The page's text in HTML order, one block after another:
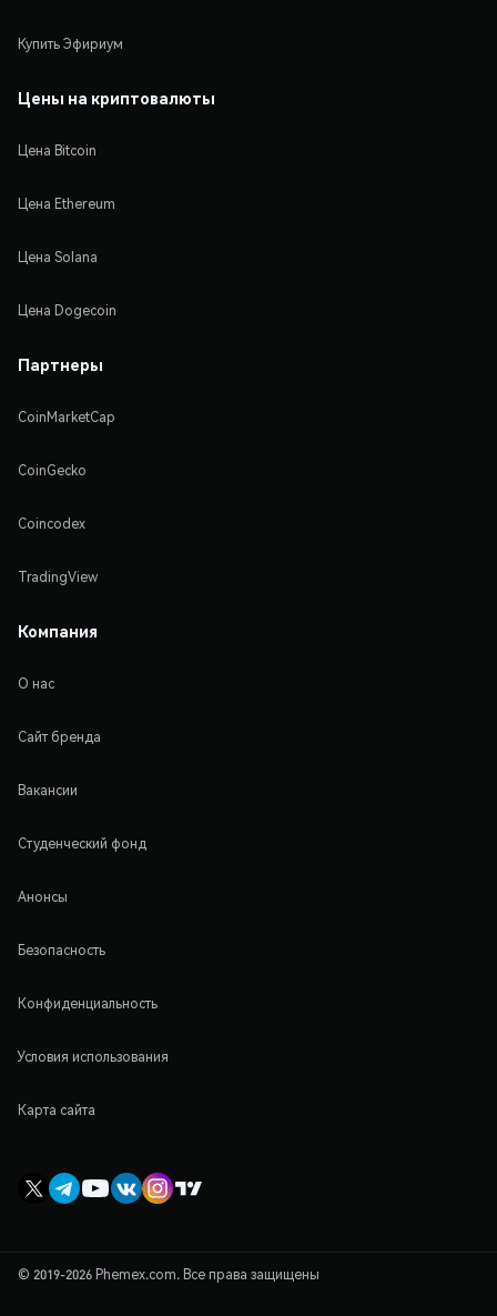
Купить Эфириум
Цены на криптовалюты
Цена Bitcoin
Цена Ethereum
Цена Solana
Цена Dogecoin
Партнеры
CoinMarketCap
CoinGecko
Coincodex
TradingView
Компания
О нас
Сайт бренда
Вакансии
Студенческий фонд
Анонсы
Безопасность
Конфиденциальность
Условия использования
Карта сайта
© 2019-2026 Phemex.com. Все права защищены